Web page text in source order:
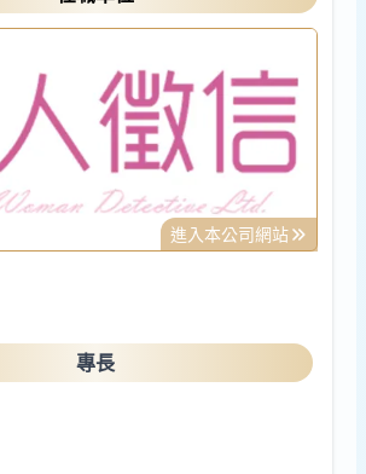
專長
進入本公司網站